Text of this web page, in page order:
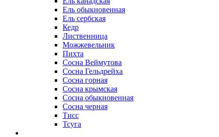
Ель обыкновенная
Ель сербская
Кедр
Лиственница
Можжевельник
Пихта
Сосна Веймутова
Сосна Гельдрейха
Сосна горная
Сосна крымская
Сосна обыкновенная
Сосна черная
Тисс
Тсуга